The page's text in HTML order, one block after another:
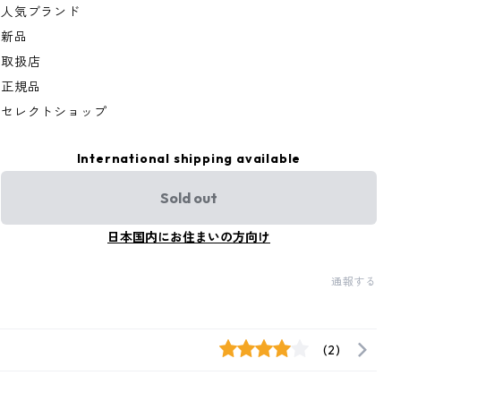
人気ブランド
新品
取扱店
正規品
セレクトショップ
International shipping available
Sold out
日本国内にお住まいの方向け
通報する
(2)